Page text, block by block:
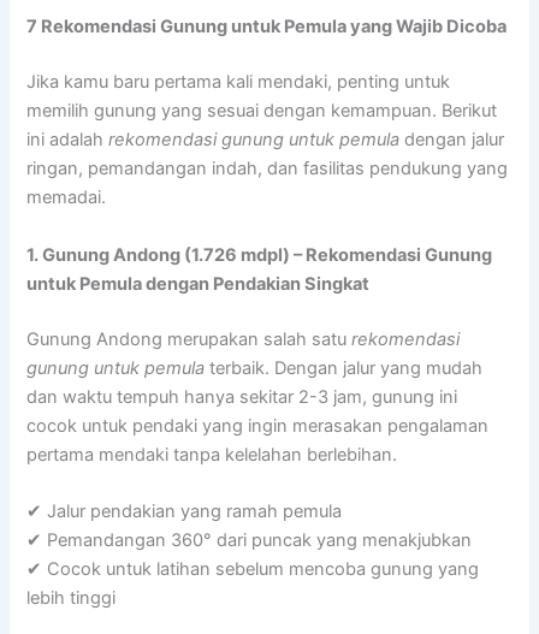
7 Rekomendasi Gunung untuk Pemula yang Wajib Dicoba
Jika kamu baru pertama kali mendaki, penting untuk
memilih gunung yang sesuai dengan kemampuan. Berikut
ini adalahrekomendasi gunung untuk pemula dengan jalur
ringan, pemandangan indah, dan fasilitas pendukung yang
memadai.
1. Gunung Andong (1.726 mdpl) – Rekomendasi Gunung
untuk Pemula dengan Pendakian Singkat
Gunung Andong merupakan salah saturekomendasi
gunung untuk pemula terbaik. Dengan jalur yang mudah
dan waktu tempuh hanya sekitar 2-3 jam, gunung ini
cocok untuk pendaki yang ingin merasakan pengalaman
pertama mendaki tanpa kelelahan berlebihan.
✔ Jalur pendakian yang ramah pemula
✔ Pemandangan 360° dari puncak yang menakjubkan
✔ Cocok untuk latihan sebelum mencoba gunung yang
lebih tinggi